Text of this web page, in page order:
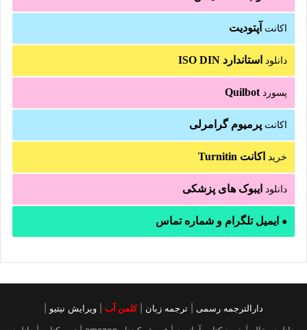
اکانت آپتودیت
دانلود استاندارد ISO DIN
پسورد Quilbot
اکانت پرمیوم گرامرلی
خرید اکانت Turnitin
دانلود ایبوک های پزشکی
● ایمیل تلگرام و شماره تماس
دارالترجمه رسمی ترجمه زبان |کلمن آب ویرایش نیتیو